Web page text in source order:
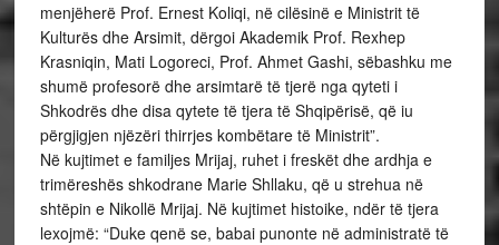
menjëherë Prof. Ernest Koliqi, në cilësinë e Ministrit të
Kulturës dhe Arsimit, dërgoi Akademik Prof. Rexhep
Krasniqin, Mati Logoreci, Prof. Ahmet Gashi, sëbashku me
shumë profesorë dhe arsimtarë të tjerë nga qyteti i
Shkodrës dhe disa qytete të tjera të Shqipërisë, që iu
përgjigjen njëzëri thirrjes kombëtare të Ministrit”.
Në kujtimet e familjes Mrijaj, ruhet i freskët dhe ardhja e
trimëreshës shkodrane Marie Shllaku, që u strehua në
shtëpin e Nikollë Mrijaj. Në kujtimet histoike, ndër të tjera
lexojmë: “Duke qenë se, babai punonte në administratë të